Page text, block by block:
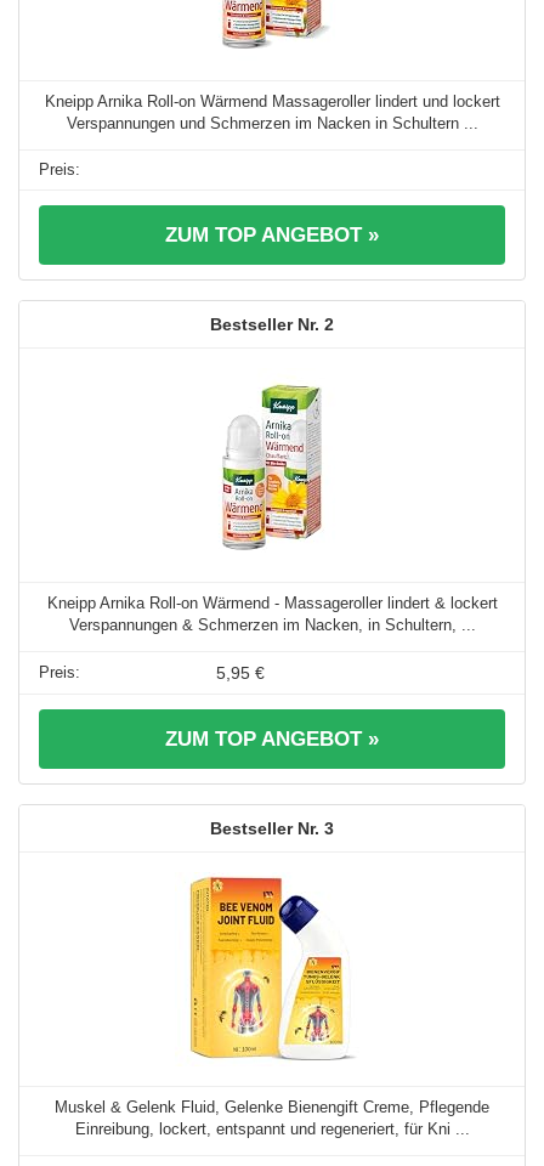
Kneipp Arnika Roll-on Wärmend Massageroller lindert und lockert
Verspannungen und Schmerzen im Nacken in Schultern ...
ZUM TOP ANGEBOT »
2
Kneipp Arnika Roll-on Wärmend - Massageroller lindert & lockert
Verspannungen & Schmerzen im Nacken, in Schultern, ...
5,95 €
ZUM TOP ANGEBOT »
3
Muskel & Gelenk Fluid, Gelenke Bienengift Creme, Pflegende
Einreibung, lockert, entspannt und regeneriert, für Kni ...